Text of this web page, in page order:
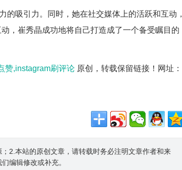
吸引力。同时，她在社交媒体上的活跃和互动，
，崔秀晶成功地将自己打造成了一个备受瞩目的
赞,instagram刷评论 原创，转载保留链接！网址：
2.本站的原创文章，请转载时务必注明文章作者和来
编辑修改或补充。